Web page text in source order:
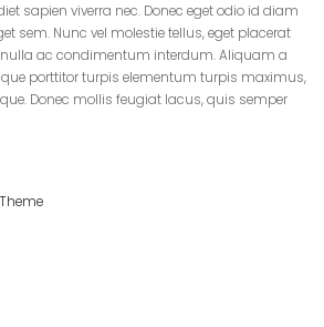
sapien viverra nec. Donec eget odio id diam
sem. Nunc vel molestie tellus, eget placerat
ac condimentum interdum. Aliquam a
porttitor turpis elementum turpis maximus,
Donec mollis feugiat lacus, quis semper